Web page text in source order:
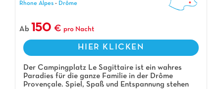
Rhone Alpes - Drôme
Ab 150 pro Nacht
HIER KLICKEN
Der Campingplatz Le Sagittaire ist ein wahres
Paradies für die ganze Familie in der Drôme
Provençale. Spiel, Spaß und Entspannung stehen